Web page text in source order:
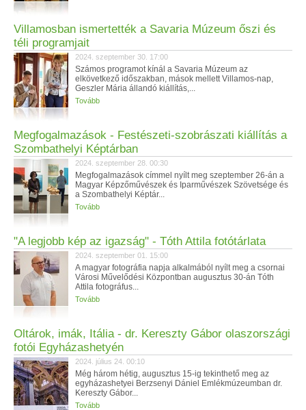
Villamosban ismertették a Savaria Múzeum őszi és
téli programjait
2024. szeptember 30. 17:00
Számos programot kínál a Savaria Múzeum az
elkövetkező időszakban, mások mellett Villamos-nap,
Geszler Mária állandó kiállítás,...
Tovább
Megfogalmazások - Festészeti-szobrászati kiállítás a
Szombathelyi Képtárban
2024. szeptember 28. 00:30
Megfogalmazások címmel nyílt meg szeptember 26-án a
Magyar Képzőművészek és Iparművészek Szövetsége és
a Szombathelyi Képtár...
Tovább
"A legjobb kép az igazság" - Tóth Attila fotótárlata
2024. szeptember 01. 15:00
A magyar fotográfia napja alkalmából nyílt meg a csornai
Városi Művelődési Központban augusztus 30-án Tóth
Attila fotográfus...
Tovább
Oltárok, imák, Itália - dr. Kereszty Gábor olaszországi
fotói Egyházashetyén
2024. július 24. 00:10
Még három hétig, augusztus 15-ig tekinthető meg az
egyházashetyei Berzsenyi Dániel Emlékmúzeumban dr.
Kereszty Gábor...
Tovább